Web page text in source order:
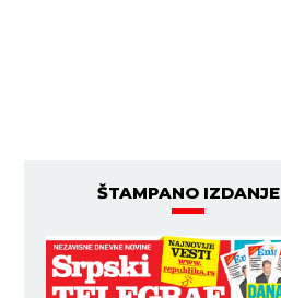
ŠTAMPANO IZDANJE